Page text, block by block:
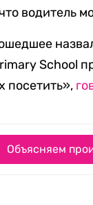
водитель
School
посетить»,
Объясняем